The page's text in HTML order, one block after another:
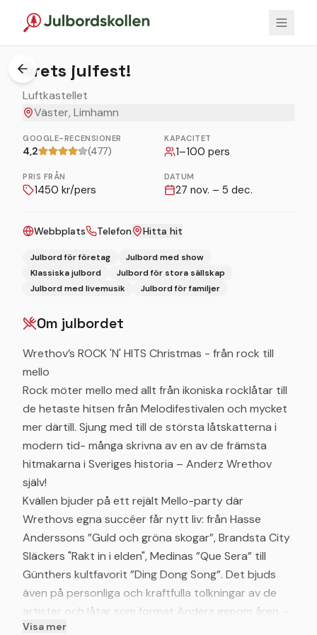
1/
Årets julfest!
Luftkastellet
Väster, Limhamn
GOOGLE-RECENSIONER
4,2 (477)
KAPACITET
1–100 pers
PRIS FRÅN
1450 kr/pers
DATUM
27 nov. – 5 dec.
Webbplats Telefon Hitta hit
Julbord för företag
Julbord med show
Klassiska julbord
Julbord för stora sällskap
Julbord med livemusik
Julbord för familjer
Om julbordet
Wrethov’s ROCK 'N' HITS Christmas - från rock till
mello
Rock möter mello med allt från ikoniska rocklåtar till
de hetaste hitsen från Melodifestivalen och mycket
mer därtill. Sjung med till de största låtskatterna i
modern tid- många skrivna av en av de främsta
hitmakarna i Sveriges historia – Anderz Wrethov
själv!
Kvällen bjuder på ett rejält Mello-party där
Wrethovs egna succéer får nytt liv: från Hasse
Anderssons ”Guld och gröna skogar”, Brandsta City
Släckers "Rakt in i elden", Medinas ”Que Sera” till
Günthers kultfavorit ”Ding Dong Song”. Det bjuds
även på personliga och kraftfulla tolkningar av de
artister och låtar som format Anderz genom åren –
bland annat ikoniska Bryan Adams-klassiker som
Visa mer